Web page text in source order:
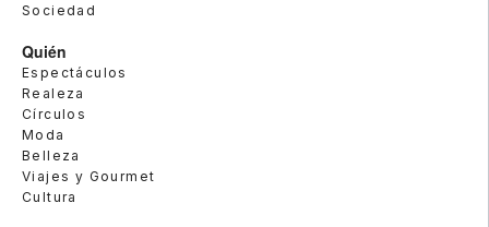
Sociedad
Quién
Espectáculos
Realeza
Círculos
Moda
Belleza
Viajes y Gourmet
Cultura